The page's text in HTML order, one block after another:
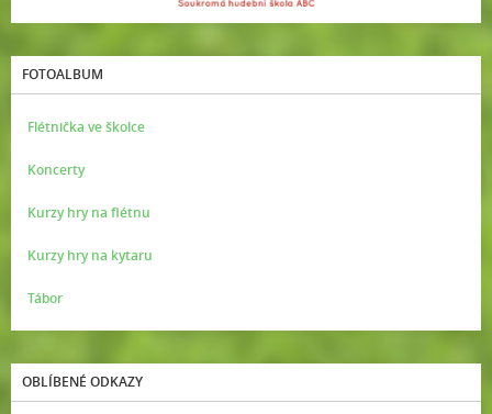
FOTOALBUM
Flétnička ve školce
Koncerty
Kurzy hry na flétnu
Kurzy hry na kytaru
Tábor
OBLÍBENÉ ODKAZY